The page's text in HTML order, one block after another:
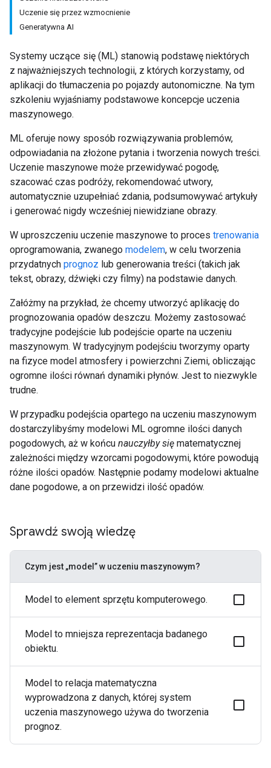
Uczenie się przez wzmocnienie
Generatywna AI
Systemy uczące się (ML) stanowią podstawę niektórych
z najważniejszych technologii, z których korzystamy, od
aplikacji do tłumaczenia po pojazdy autonomiczne. Na tym
szkoleniu wyjaśniamy podstawowe koncepcje uczenia
maszynowego.
ML oferuje nowy sposób rozwiązywania problemów,
odpowiadania na złożone pytania i tworzenia nowych treści.
Uczenie maszynowe może przewidywać pogodę,
szacować czas podróży, rekomendować utwory,
automatycznie uzupełniać zdania, podsumowywać artykuły
i generować nigdy wcześniej niewidziane obrazy.
W uproszczeniu uczenie maszynowe to proces trenowania
oprogramowania, zwanego modelem, w celu tworzenia
przydatnych prognoz lub generowania treści (takich jak
tekst, obrazy, dźwięki czy filmy) na podstawie danych.
Załóżmy na przykład, że chcemy utworzyć aplikację do
prognozowania opadów deszczu. Możemy zastosować
tradycyjne podejście lub podejście oparte na uczeniu
maszynowym. W tradycyjnym podejściu tworzymy oparty
na fizyce model atmosfery i powierzchni Ziemi, obliczając
ogromne ilości równań dynamiki płynów. Jest to niezwykle
trudne.
W przypadku podejścia opartego na uczeniu maszynowym
dostarczylibyśmy modelowi ML ogromne ilości danych
pogodowych, aż w końcu nauczyłby się matematycznej
zależności między wzorcami pogodowymi, które powodują
różne ilości opadów. Następnie podamy modelowi aktualne
dane pogodowe, a on przewidzi ilość opadów.
Sprawdź swoją wiedzę
Czym jest „model” w uczeniu maszynowym?
Model to element sprzętu komputerowego.
Model to mniejsza reprezentacja badanego
obiektu.
Model to relacja matematyczna
wyprowadzona z danych, której system
uczenia maszynowego używa do tworzenia
prognoz.